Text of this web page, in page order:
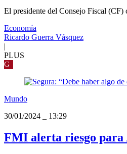
El presidente del Consejo Fiscal (CF)
Economía
Ricardo Guerra Vásquez
PLUS
G
Mundo
30/01/2024
13:29
FMI alerta riesgo para